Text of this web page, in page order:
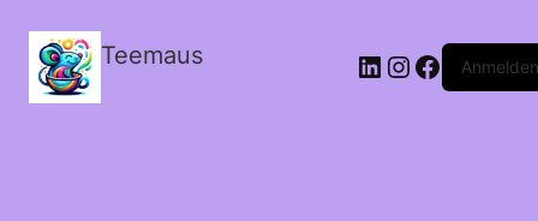
Teemaus LinkedIn
Instagram
FacebookAnmelden